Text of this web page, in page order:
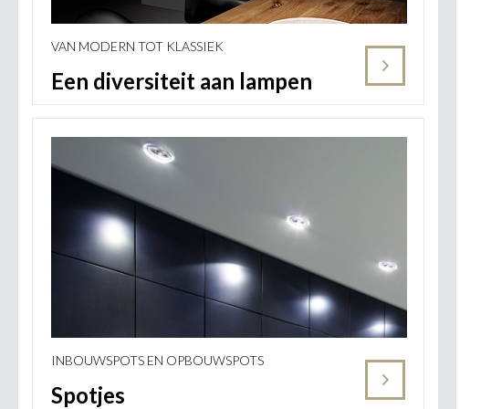
VAN MODERN TOT KLASSIEK
Een diversiteit aan lampen
INBOUWSPOTS EN OPBOUWSPOTS
Spotjes